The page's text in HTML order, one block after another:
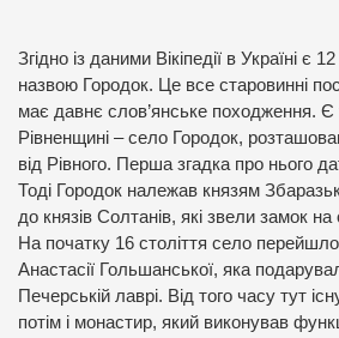
Згідно із даними Вікіпедії в Україні є
назвою Городок. Це все старовинні
має давнє слов’янське походження. Є
Рівненщині – село Городок,
від Рівного. Перша згадка про нього
Тоді Городок належав князям
до князів Солтанів, які звели замок на
На початку 16 століття село
Анастасії Гольшанської, яка
Печерській лаврі. Від того часу тут
потім і монастир, який виконував